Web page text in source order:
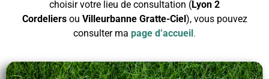
choisir votre lieu de consultation (Lyon 2
Cordeliersou Villeurbanne Gratte-Ciel ), vous pouvez
consulter ma page d’accueil .